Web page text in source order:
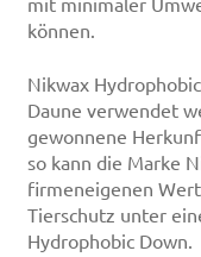
mit minimaler
können.
Nikwax
Daune verwendet
gewonnene
so kann die Marke
firmeneigenen
Tierschutz unter
Hydrophobic Down.